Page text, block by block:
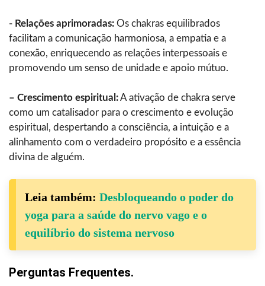
- Relações aprimoradas: Os chakras equilibrados
facilitam a comunicação harmoniosa, a empatia e a
conexão, enriquecendo as relações interpessoais e
promovendo um senso de unidade e apoio mútuo.
– Crescimento espiritual:A ativação de chakra serve
como um catalisador para o crescimento e evolução
espiritual, despertando a consciência, a intuição e a
alinhamento com o verdadeiro propósito e a essência
divina de alguém.
Leia também: Desbloqueando o poder do
yoga para a saúde do nervo vago e o
equilíbrio do sistema nervoso
Perguntas Frequentes.